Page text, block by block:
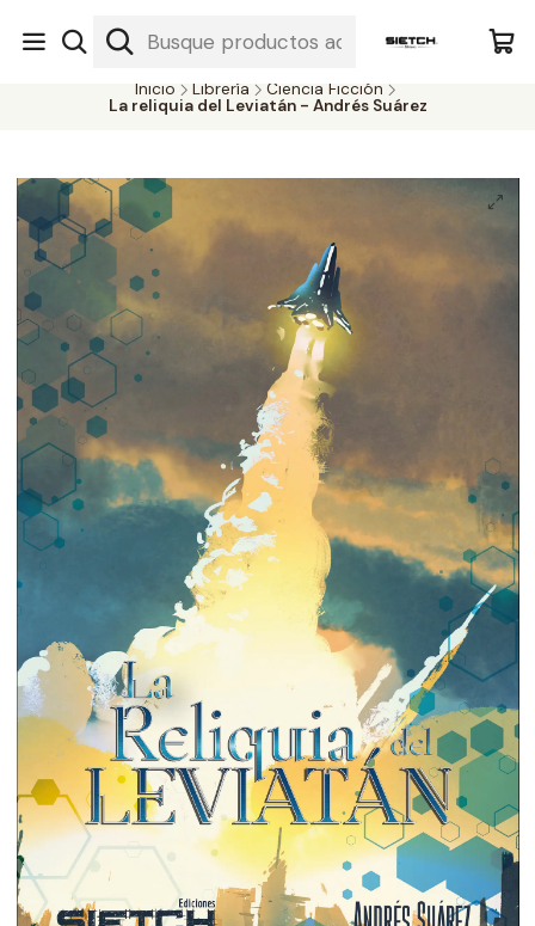
Nuestra librería - Serrano 317 local 3 - Limache.
#SomospartedelSietch
Inicio Librería
Ciencia Ficción
La reliquia del Leviatán - Andrés Suárez